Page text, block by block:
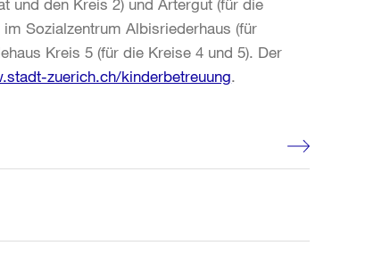
und den Kreis 2) und Artergut (für die
Sozialzentrum Albisriederhaus (für
Kreis 5 (für die Kreise 4 und 5). Der
zuerich.ch/kinderbetreuung.